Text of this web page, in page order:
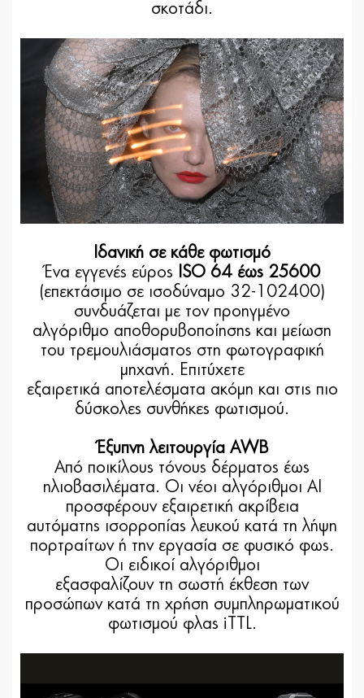
σκοτάδι.
Ιδανική σε κάθε φωτισμό
Ένα εγγενές εύρος
ISO 64 έως 25600
(επεκτάσιμο σε ισοδύναμο 32-102400)
συνδυάζεται με τον προηγμένο
αλγόριθμο αποθορυβοποίησης και μείωση
του τρεμουλιάσματος στη φωτογραφική
μηχανή. Επιτύχετε
εξαιρετικά αποτελέσματα ακόμη και στις πιο
δύσκολες συνθήκες φωτισμού.
Έξυπνη λειτουργία AWB
Από ποικίλους τόνους δέρματος έως
ηλιοβασιλέματα. Οι νέοι αλγόριθμοι AI
προσφέρουν εξαιρετική ακρίβεια
αυτόματης ισορροπίας λευκού κατά τη λήψη
πορτραίτων ή την εργασία σε φυσικό φως.
Οι ειδικοί αλγόριθμοι
εξασφαλίζουν τη σωστή έκθεση των
προσώπων κατά τη χρήση συμπληρωματικού
φωτισμού φλας iTTL.